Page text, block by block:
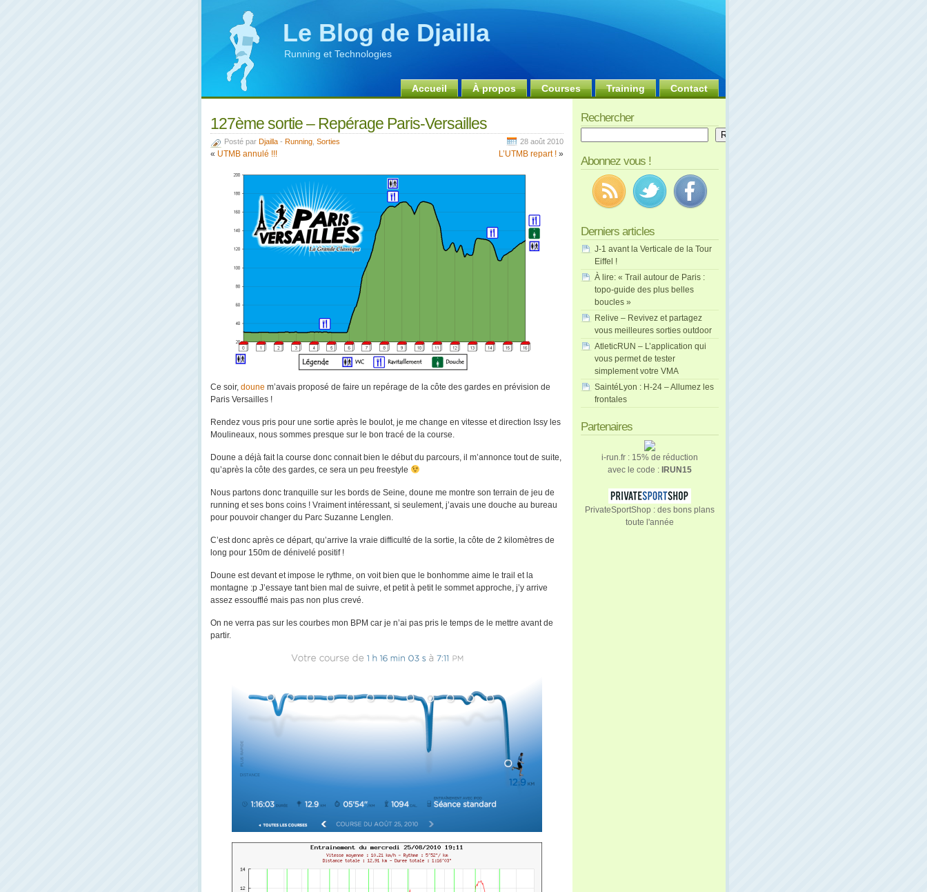
Le Blog de Djailla
Running et Technologies
Accueil À propos Courses Training Contact
127ème sortie – Repérage Paris-Versailles
Posté par Djailla - Running Sorties 28 août 2010
« UTMB annulé !!! L’UTMB repart ! »
Ce soir, doune m’avais proposé de faire un repérage de la côte des gardes en prévision de
Paris Versailles !
Rendez vous pris pour une sortie après le boulot, je me change en vitesse et direction Issy les
Moulineaux, nous sommes presque sur le bon tracé de la course.
Doune a déjà fait la course donc connait bien le début du parcours, il m’annonce tout de suite,
qu’après la côte des gardes, ce sera un peu freestyle
Nous partons donc tranquille sur les bords de Seine, doune me montre son terrain de jeu de
running et ses bons coins ! Vraiment intéressant, si seulement, j’avais une douche au bureau
pour pouvoir changer du Parc Suzanne Lenglen.
C’est donc après ce départ, qu’arrive la vraie difficulté de la sortie, la côte de 2 kilomètres de
long pour 150m de dénivelé positif !
Doune est devant et impose le rythme, on voit bien que le bonhomme aime le trail et la
montagne :p J’essaye tant bien mal de suivre, et petit à petit le sommet approche, j’y arrive
assez essoufflé mais pas non plus crevé.
On ne verra pas sur les courbes mon BPM car je n’ai pas pris le temps de le mettre avant de
partir.
Rechercher
Rechercher
Abonnez vous !
Derniers articles
J-1 avant la Verticale de la Tour
Eiffel !
À lire: « Trail autour de Paris :
topo-guide des plus belles
boucles »
Relive – Revivez et partagez
vous meilleures sorties outdoor
AtleticRUN – L’application qui
vous permet de tester
simplement votre VMA
SaintéLyon : H-24 – Allumez les
frontales
Partenaires
i-run.fr : 15% de réduction
avec le code : IRUN15
PrivateSportShop : des bons plans
toute l'année